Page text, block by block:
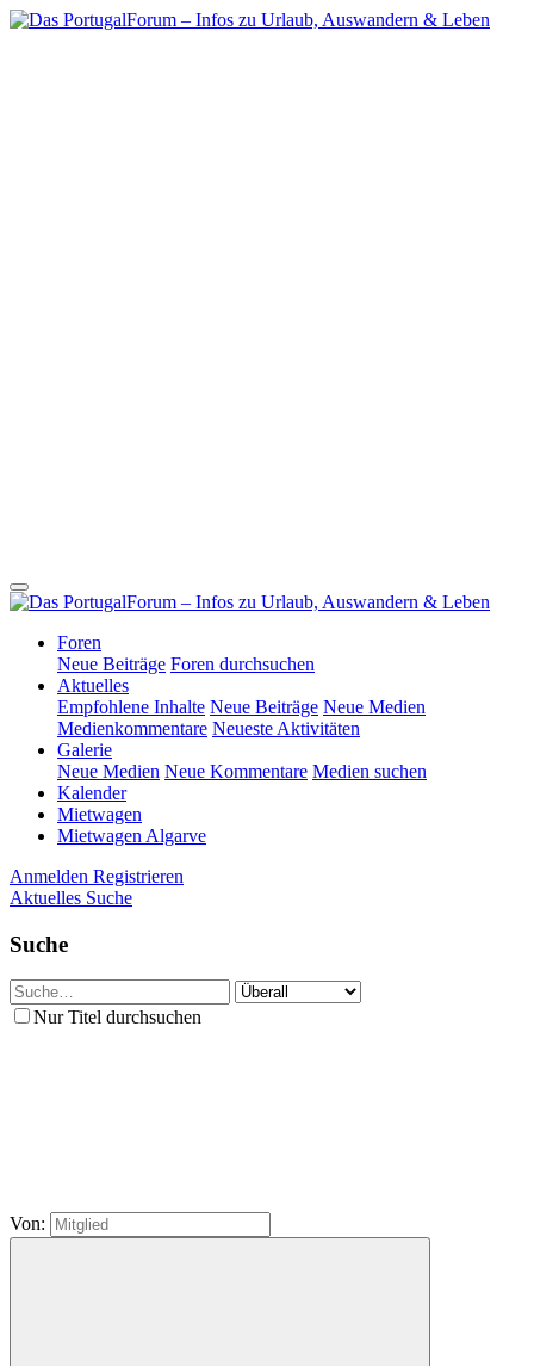
Foren
Neue Beiträge Foren durchsuchen
Aktuelles
Empfohlene Inhalte Neue Beiträge Neue Medien
Medienkommentare Neueste Aktivitäten
Galerie
Neue Medien Neue Kommentare Medien suchen
Kalender
Mietwagen
Mietwagen Algarve
Anmelden Registrieren
Aktuelles Suche
Suche
Nur Titel durchsuchen
Von: